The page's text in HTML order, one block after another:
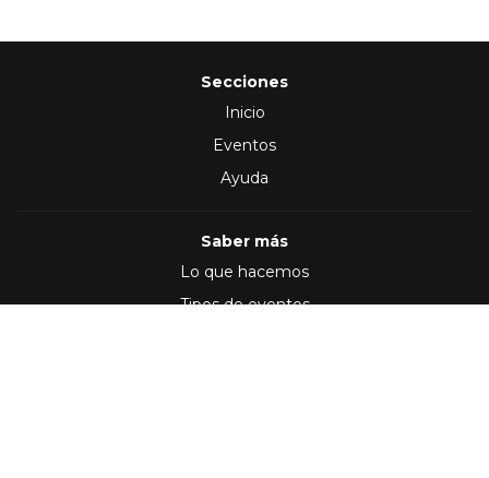
Secciones
Inicio
Eventos
Ayuda
Saber más
Lo que hacemos
Tipos de eventos